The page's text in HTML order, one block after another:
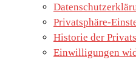
Privatsphäre-
Historie der
Einwilligungen